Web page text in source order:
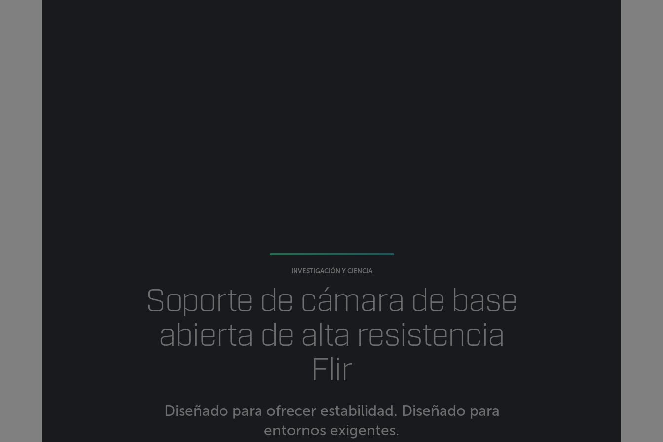
INVESTIGACIÓN Y CIENCIA
Soporte de cámara de base
abierta de alta resistencia
Flir
Diseñado para ofrecer estabilidad. Diseñado para
entornos exigentes.